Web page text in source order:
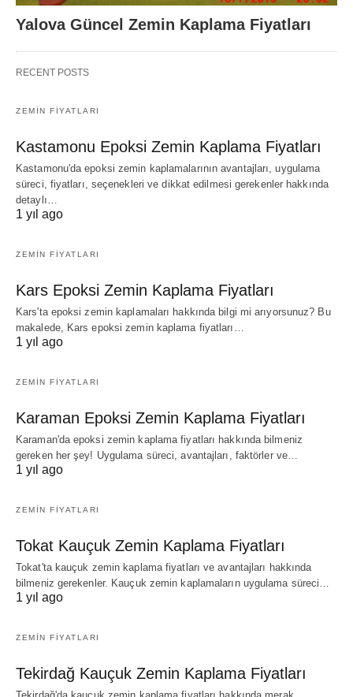
Yalova Güncel Zemin Kaplama Fiyatları
RECENT POSTS
ZEMIN FIYATLARI
Kastamonu Epoksi Zemin Kaplama Fiyatları
Kastamonu'da epoksi zemin kaplamalarının avantajları, uygulama
süreci, fiyatları, seçenekleri ve dikkat edilmesi gerekenler hakkında
detaylı…
1 yıl ago
ZEMIN FIYATLARI
Kars Epoksi Zemin Kaplama Fiyatları
Kars'ta epoksi zemin kaplamaları hakkında bilgi mi arıyorsunuz? Bu
makalede, Kars epoksi zemin kaplama fiyatları…
1 yıl ago
ZEMIN FIYATLARI
Karaman Epoksi Zemin Kaplama Fiyatları
Karaman'da epoksi zemin kaplama fiyatları hakkında bilmeniz
gereken her şey! Uygulama süreci, avantajları, faktörler ve…
1 yıl ago
ZEMIN FIYATLARI
Tokat Kauçuk Zemin Kaplama Fiyatları
Tokat'ta kauçuk zemin kaplama fiyatları ve avantajları hakkında
bilmeniz gerekenler. Kauçuk zemin kaplamaların uygulama süreci…
1 yıl ago
ZEMIN FIYATLARI
Tekirdağ Kauçuk Zemin Kaplama Fiyatları
Tekirdağ'da kauçuk zemin kaplama fiyatları hakkında merak